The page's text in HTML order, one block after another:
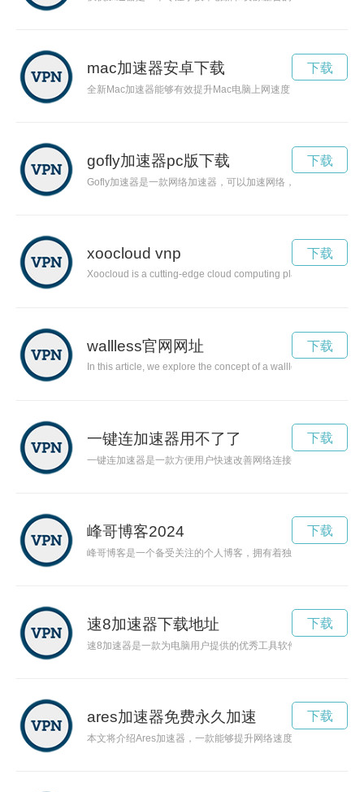
mac加速器安卓下载
全新Mac加速器能够有效提升Mac电脑上网速度，突破网络瓶颈
下载
gofly加速器pc版下载
Gofly加速器是一款网络加速器，可以加速网络，让用户畅游网
下载
xoocloud vnp
Xoocloud is a cutting-edge cloud computing platform that is
下载
wallless官网网址
In this article, we explore the concept of a wallless world
下载
一键连加速器用不了了
一键连加速器是一款方便用户快速改善网络连接速度的工具。
下载
峰哥博客2024
峰哥博客是一个备受关注的个人博客，拥有着独特的魅力和吸
下载
速8加速器下载地址
速8加速器是一款为电脑用户提供的优秀工具软件。它能够清理
下载
ares加速器免费永久加速
本文将介绍Ares加速器，一款能够提升网络速度、优化网络连
下载